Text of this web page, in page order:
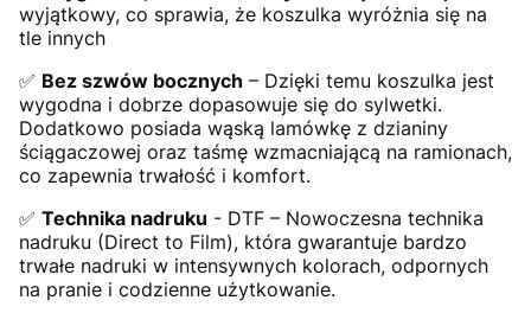
wyjątkowy, co sprawia, że koszulka wyróżnia się na
tle innych
✅ Bez szwów bocznych – Dzięki temu koszulka jest
wygodna i dobrze dopasowuje się do sylwetki.
Dodatkowo posiada wąską lamówkę z dzianiny
ściągaczowej oraz taśmę wzmacniającą na ramionach,
co zapewnia trwałość i komfort.
✅ Technika nadruku - DTF – Nowoczesna technika
nadruku (Direct to Film), która gwarantuje bardzo
trwałe nadruki w intensywnych kolorach, odpornych
na pranie i codzienne użytkowanie.